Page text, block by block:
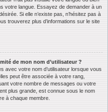
votre langue. Essayez de demander à un
Si elle n’existe pas, n’hésitez pas à
trouverez plus d’informations sur le site
de mon nom d’utilisateur ?
avec votre nom d’utilisateur lorsque vous
peut être associée à votre rang,
votre nombre de messages ou votre
plus grande, est connue sous le nom
à chaque membre.